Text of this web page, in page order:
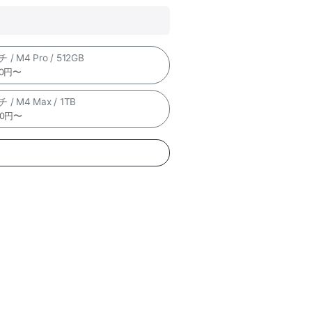
/ M4 Pro / 512GB
円〜
/ M4 Max / 1TB
円〜